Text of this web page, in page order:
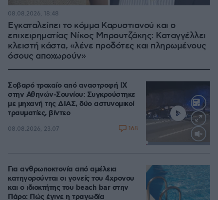
Εγκαταλείπει το κόμμα Καρυστιανού και ο
επιχειρηματίας Νίκος Μπρουτζάκης: Καταγγέλλει
κλειστή κάστα, «λένε προδότες και πληρωμένους
όσους αποχωρούν»
08.08.2026, 18:48
Σοβαρό τροχαίο από αναστροφή ΙΧ
στην Αθηνών-Σουνίου: Συγκρούστηκε
με μηχανή της ΔΙΑΣ, δύο αστυνομικοί
τραυματίες, βίντεο
08.08.2026, 23:07 168
Για ανθρωποκτονία από αμέλεια
κατηγορούνται οι γονείς του 4χρονου
και ο ιδιοκτήτης του beach bar στην
Πάρο: Πώς έγινε η τραγωδία